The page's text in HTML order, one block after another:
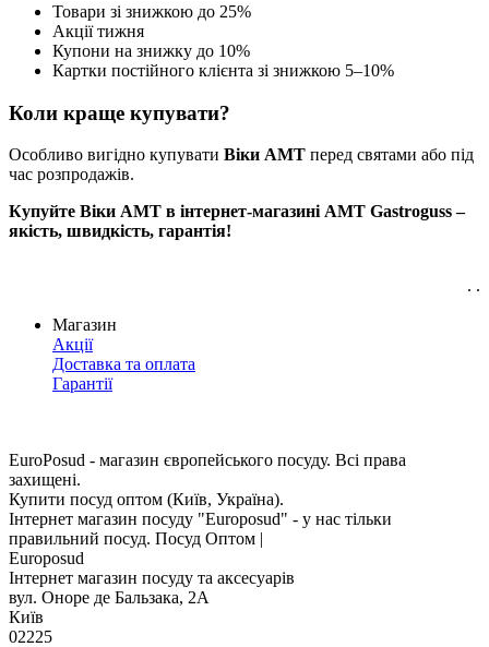
Товари зі знижкою до 25%
Акції тижня
Купони на знижку до 10%
Картки постійного клієнта зі знижкою 5–10%
Коли краще купувати?
Особливо вигідно купувати Віки АМТ перед святами або під
час розпродажів.
Купуйте Віки АМТ в інтернет-магазині AMT Gastroguss –
якість, швидкість, гарантія!
. .
Магазин
Акції
Доставка та оплата
Гарантії
EuroPosud - магазин європейського посуду. Всі права
захищені.
Купити посуд оптом (Київ, Україна).
Інтернет магазин посуду "Europosud" - у нас тільки
правильний посуд. Посуд Оптом |
Europosud
Інтернет магазин посуду та аксесуарів
вул. Оноре де Бальзака, 2А
Київ
02225